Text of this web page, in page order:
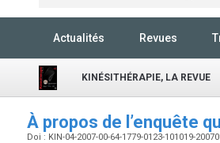
Actualités Revues
KINÉSITHÉRAPIE, LA REVUE
À propos de l’enquête
Doi : KIN-04-2007-00-64-1779-0123-101019-